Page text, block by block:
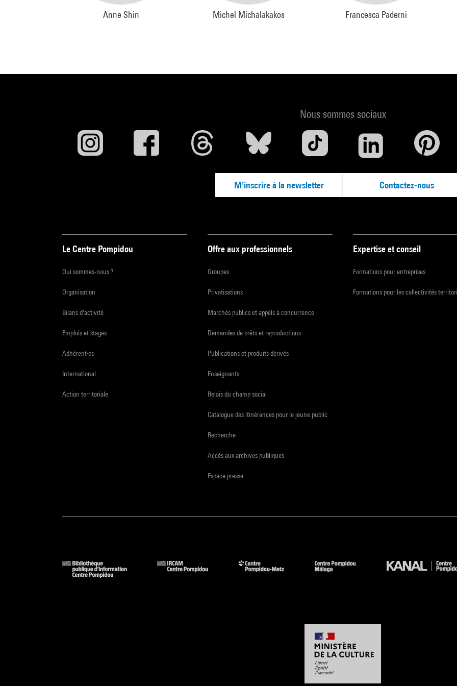
Anne Shin Michel Michalakakos Francesca Paderni
Nous sommes sociaux
M'inscrire à la newsletter Contactez-nous
Le Centre Pompidou
Qui sommes-nous ?
Organisation
Bilans d'activité
Emplois et stages
Adhérent·es
International
Action territoriale
Offre aux professionnels
Groupes
Privatisations
Marchés publics et appels à concurrence
Demandes de prêts et reproductions
Publications et produits dérivés
Enseignants
Relais du champ social
Catalogue des itinérances pour le jeune public
Recherche
Accès aux archives publiques
Espace presse
Expertise et conseil
Formations pour entreprises
Formations pour les collectivités